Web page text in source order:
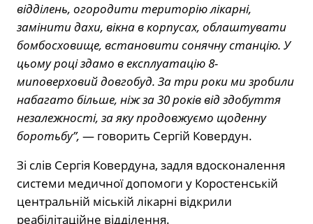
відділень, огородити територію лікарні,
замінити дахи, вікна в корпусах, облаштувати
бомбосховище, встановити сонячну станцію. У
цьому році здамо в експлуатацію 8-
миповерховий довгобуд. За три роки ми зробили
набагато більше, ніж за 30 років від здобуття
незалежності, за яку продовжуємо щоденну
боротьбу”, — говорить Сергій Ковердун.
Зі слів Сергія Ковердуна, задля вдосконалення
системи медичної допомоги у Коростенській
центральній міській лікарні відкрили
реабілітаційне відділення.